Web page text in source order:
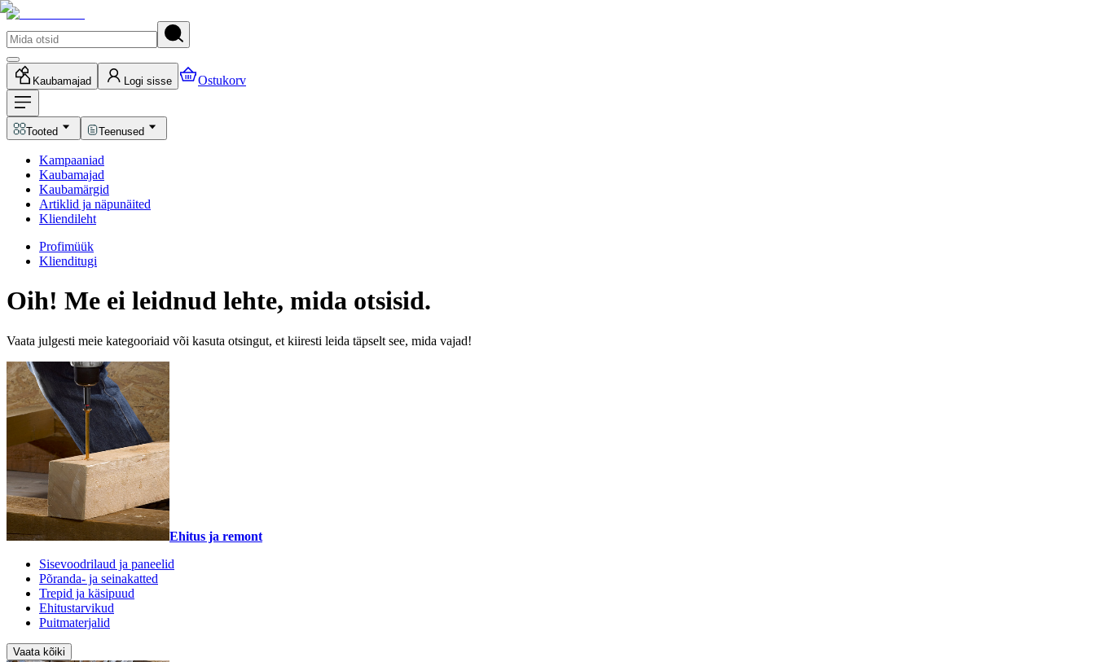
Kaubamajad Logi sisse Ostukorv
Tooted Teenused
Kampaaniad
Kaubamajad
Kaubamärgid
Artiklid ja näpunäited
Kliendileht
Profimüük
Klienditugi
Oih! Me ei leidnud lehte, mida otsisid.
Vaata julgesti meie kategooriaid või kasuta otsingut, et kiiresti leida täpselt see, mida vajad!
Ehitus ja remont
Sisevoodrilaud ja paneelid
Põranda- ja seinakatted
Trepid ja käsipuud
Ehitustarvikud
Puitmaterjalid
Vaata kõiki